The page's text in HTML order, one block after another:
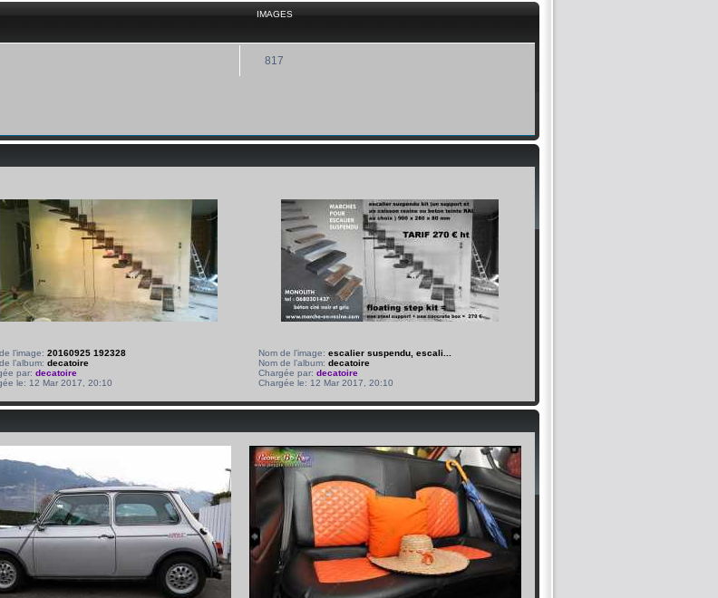
IMAGES
817
l’image: 20160925 192328
l’album: decatoire
par: decatoire
le: 12 Mar 2017, 20:10
Nom de l’image: escalier suspendu, escali...
Nom de l’album: decatoire
Chargée par: decatoire
Chargée le: 12 Mar 2017, 20:10